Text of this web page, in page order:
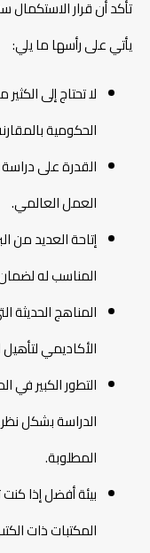
تأكد أن قرار الاستكمال
يأتي على رأسها ما يلي:
لا تحتاج إلى
الحكومية
القدرة على
العمل العالمي.
إتاحة العديد من
المناسب له
المناهج
الأكاديمي
التطور الكبير في
الدراسة بشكل
المطلوبة.
بيئة أفضل إذا
المكتبات ذات